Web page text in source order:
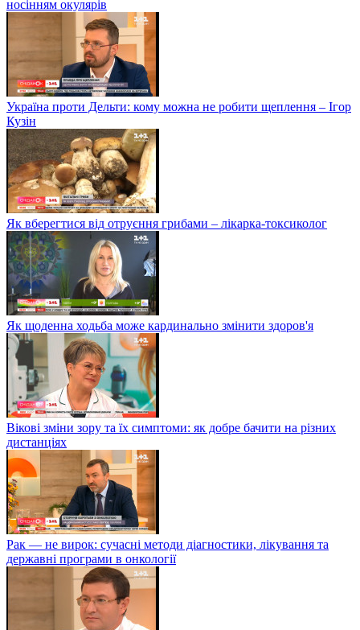
носінням окулярів
Україна проти Дельти: кому можна не робити щеплення – Ігор
Кузін
Як вберегтися від отруєння грибами – лікарка-токсиколог
Як щоденна ходьба може кардинально змінити здоров'я
Вікові зміни зору та їх симптоми: як добре бачити на різних
дистанціях
Рак — не вирок: сучасні методи діагностики, лікування та
державні програми в онкології